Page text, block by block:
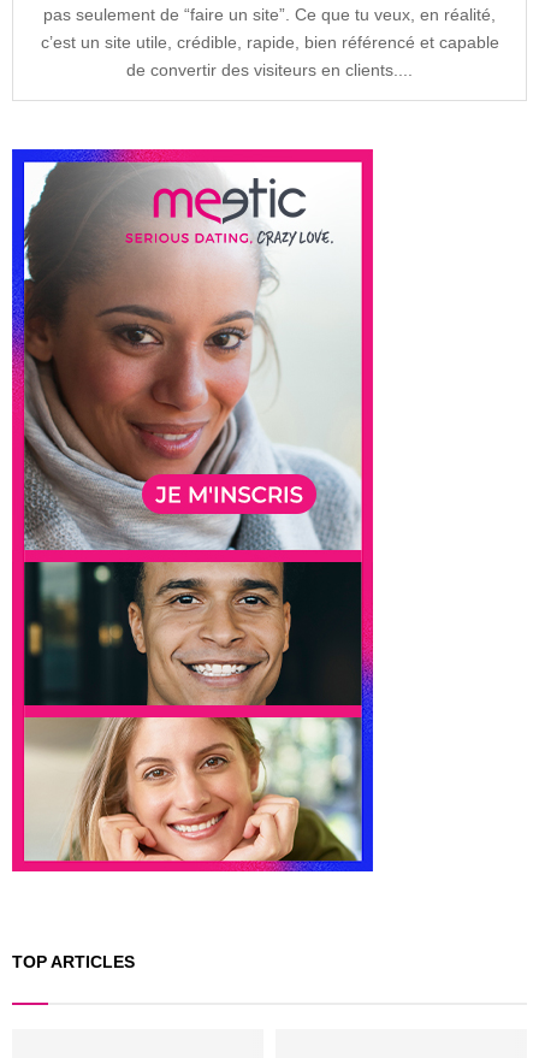
pas seulement de “faire un site”. Ce que tu veux, en réalité,
c’est un site utile, crédible, rapide, bien référencé et capable
de convertir des visiteurs en clients....
TOP ARTICLES